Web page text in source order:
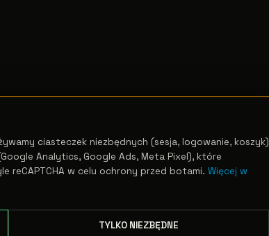
ciasteczek niezbędnych (sesja, logowanie, koszyk)
Analytics, Google Ads, Meta Pixel), które
reCAPTCHA w celu ochrony przed botami. Więcej w
TYLKO NIEZBĘDNE